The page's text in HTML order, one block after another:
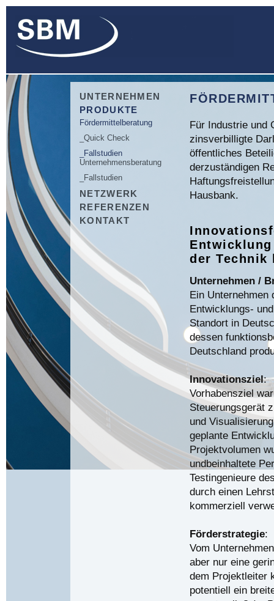
Navigation
überspringen
UNTERNEHMEN
PRODUKTE
Fördermittelberatung
_Quick Check
_Fallstudien
Unternehmensberatung
_Fallstudien
NETZWERK
REFERENZEN
KONTAKT
Für Industrie und
zinsverbilligte
öffentliches
derzuständigen
Hausbank.
der Technik
Unternehmen /
Ein Unternehmen
Entwicklungs-
Standort in
dessen
Deutschland
Innovationsziel:
Vorhabensziel
Steuerungsgerät
und
geplante
Projektvolumen
undbeinhaltete
Testingenieure
durch einen
kommerziell
Förderstrategie:
Vom
aber nur eine
dem Projektleiter
potentiell ein